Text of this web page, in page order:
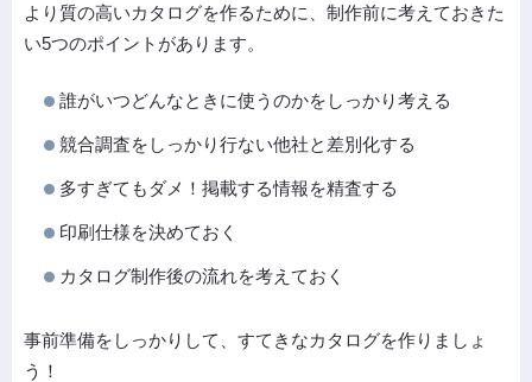
より質の高いカタログを作るために、制作前に考えておきた
い5つのポイントがあります。
誰がいつどんなときに使うのかをしっかり考える
競合調査をしっかり行ない他社と差別化する
多すぎてもダメ！掲載する情報を精査する
印刷仕様を決めておく
カタログ制作後の流れを考えておく
事前準備をしっかりして、すてきなカタログを作りましょ
う！